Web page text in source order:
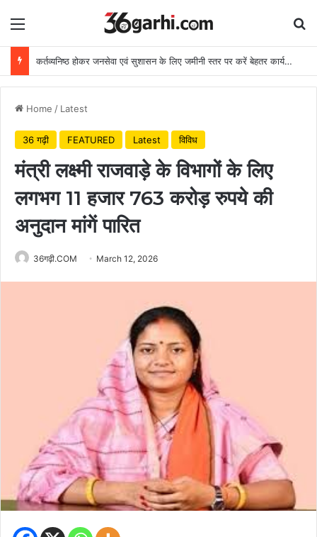
Menu
कर्तव्यनिष्ठ होकर जनसेवा एवं सुशासन के लिए जमीनी स्तर पर करें बेहतर कार्य: मुख्यमंत्री
Home / Latest
36 गढ़ी FEATURED Latest विविध
मंत्री लक्ष्मी राजवाड़े के विभागों के लिए
लगभग 11 हजार 763 करोड़ रुपये की
अनुदान मांगें पारित
36गढ़ी.COM March 12, 2026